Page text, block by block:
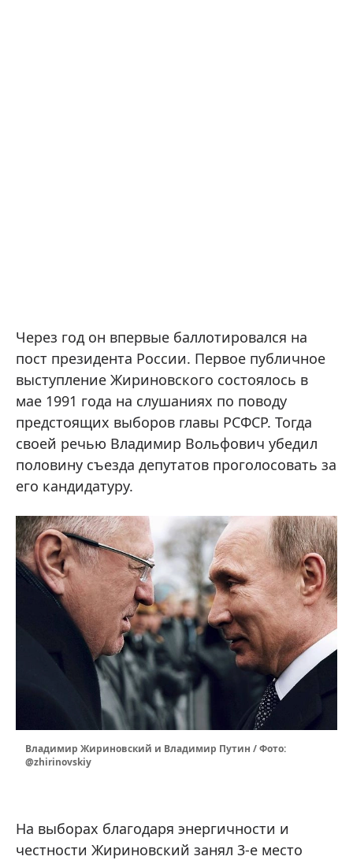
Через год он впервые баллотировался на
пост президента России. Первое публичное
выступление Жириновского состоялось в
мае 1991 года на слушаниях по поводу
предстоящих выборов главы РСФСР. Тогда
своей речью Владимир Вольфович убедил
половину съезда депутатов проголосовать за
его кандидатуру.
Владимир Жириновский и Владимир Путин / Фото:
@zhirinovskiy
На выборах благодаря энергичности и
честности Жириновский занял 3-е место